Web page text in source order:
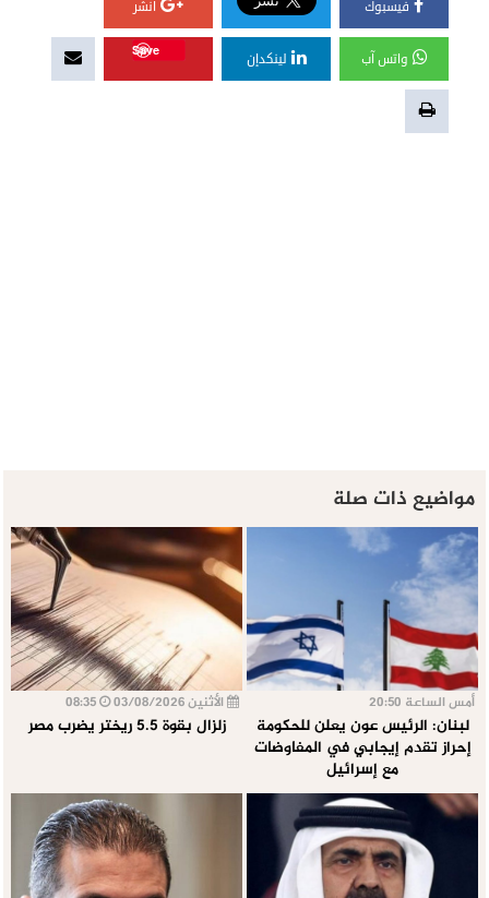
فيسبوك أنشر
واتس آب لينكدإن
Save
مواضيع ذات صلة
أمس الساعة 20:50
لبنان: الرئيس عون يعلن للحكومة
إحراز تقدم إيجابي في المفاوضات
مع إسرائيل
الأثنين 03/08/2026
زلزال بقوة 5.5 ريختر يضرب مصر